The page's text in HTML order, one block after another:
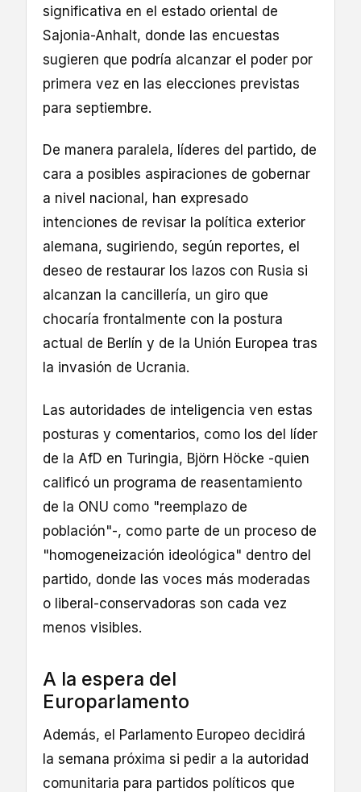
significativa en el estado oriental de
Sajonia-Anhalt, donde las encuestas
sugieren que podría alcanzar el poder por
primera vez en las elecciones previstas
para septiembre.
De manera paralela, líderes del partido, de
cara a posibles aspiraciones de gobernar
a nivel nacional, han expresado
intenciones de revisar la política exterior
alemana, sugiriendo, según reportes, el
deseo de restaurar los lazos con Rusia si
alcanzan la cancillería, un giro que
chocaría frontalmente con la postura
actual de Berlín y de la Unión Europea tras
la invasión de Ucrania.
Las autoridades de inteligencia ven estas
posturas y comentarios, como los del líder
de la AfD en Turingia, Björn Höcke -quien
calificó un programa de reasentamiento
de la ONU como "reemplazo de
población"-, como parte de un proceso de
"homogeneización ideológica" dentro del
partido, donde las voces más moderadas
o liberal-conservadoras son cada vez
menos visibles.
A la espera del
Europarlamento
Además, el Parlamento Europeo decidirá
la semana próxima si pedir a la autoridad
comunitaria para partidos políticos que